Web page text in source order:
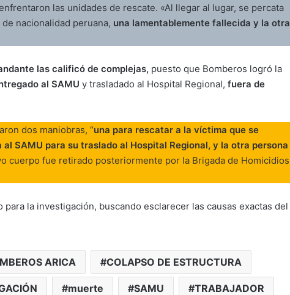
las unidades de rescate. «Al llegar al lugar, se percata
nacionalidad peruana, una lamentablemente fallecida y la otra
las calificó de complejas, puesto que Bomberos logró la
al SAMU y trasladado al Hospital Regional, fuera de
dos maniobras, “una para rescatar a la víctima que se
SAMU para su traslado al Hospital Regional, y la otra persona
cuerpo fue retirado posteriormente por la Brigada de Homicidios
la investigación, buscando esclarecer las causas exactas del
ARICA COLAPSO DE ESTRUCTURA
muerte SAMU TRABAJADOR